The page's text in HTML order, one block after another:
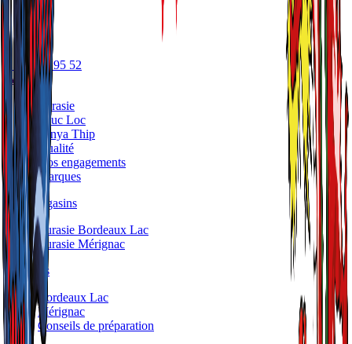
05 56 17 95 52
A propos
Eurasie
Phuc Loc
Panya Thip
Qualité
Nos engagements
Marques
Nos Magasins
Eurasie Bordeaux Lac
Eurasie Mérignac
Traiteurs
Bordeaux Lac
Mérignac
Conseils de préparation